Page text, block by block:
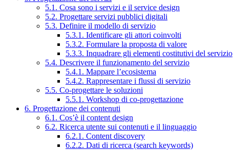
5.1. Cosa sono i servizi e il service design
5.2. Progettare servizi pubblici digitali
5.3. Definire il modello di servizio
5.3.1. Identificare gli attori coinvolti
5.3.2. Formulare la proposta di valore
5.3.3. Inquadrare gli elementi costitutivi del servizio
5.4. Descrivere il funzionamento del servizio
5.4.1. Mappare l’ecosistema
5.4.2. Rappresentare i flussi di servizio
5.5. Co-progettare le soluzioni
5.5.1. Workshop di co-progettazione
6. Progettazione dei contenuti
6.1. Cos’è il content design
6.2. Ricerca utente sui contenuti e il linguaggio
6.2.1. Content discovery
6.2.2. Dati di ricerca (search keywords)